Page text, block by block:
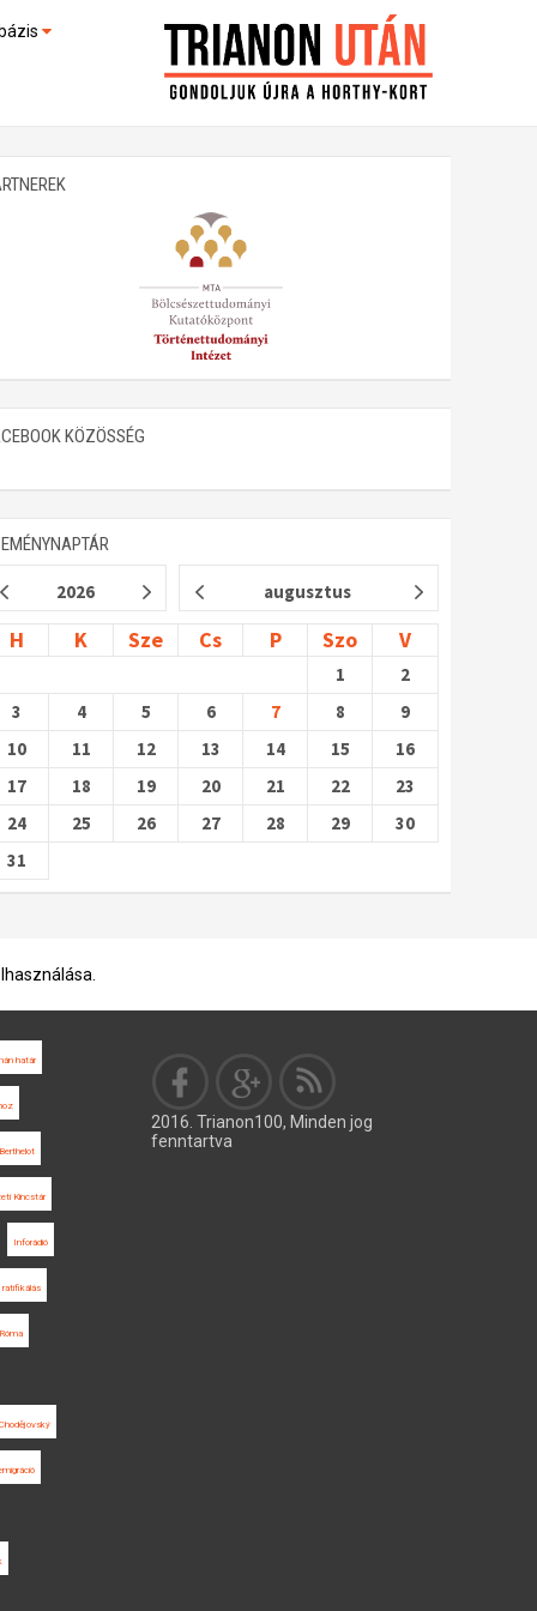
(feltöltés alatt)
KÖZÖSSÉG
2026 augusztus
H K Sze Cs P Szo V
1
2
3
4 5 6 7 8
9
10
11 12 13 14 15
16
17
18 19 20 21 22
23
24
25 26 27 28 29
30
31
határ
Berthelot
Kincstár
Inforádió
ratifikálás
Róma
2016. Trianon100, Minden jog
fenntartva